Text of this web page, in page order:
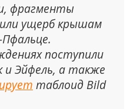
фрагменты
ущерб крышам
поступили
и Эйфель, а также
таблоид Bild